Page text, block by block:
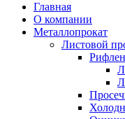
Главная
О компании
Металлопрокат
Листовой